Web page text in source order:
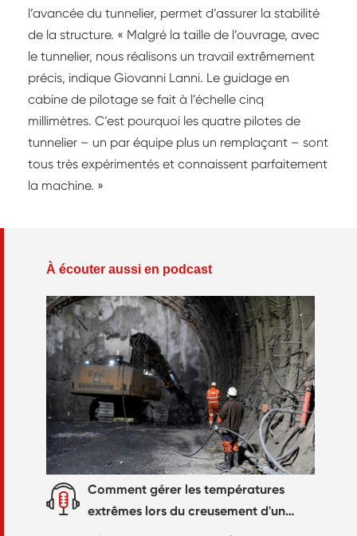
l’avancée du tunnelier, permet d’assurer la stabilité
de la structure. « Malgré la taille de l’ouvrage, avec
le tunnelier, nous réalisons un travail extrêmement
précis, indique Giovanni Lanni. Le guidage en
cabine de pilotage se fait à l’échelle cinq
millimètres. C’est pourquoi les quatre pilotes de
tunnelier – un par équipe plus un remplaçant – sont
tous très expérimentés et connaissent parfaitement
la machine. »
À écouter aussi en podcast
Comment gérer les températures
extrêmes lors du creusement d'un
tunnel ?